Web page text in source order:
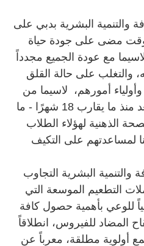
والتنمية البشرية بدبي على
وقت مضى على جودة حياة
مع عودة الجميع مجدداً
والتغلب على حالة القلق
أمورهم، لاسيما من
عايشوا تجربة التعلم عن بعد منذ ما يقارب 18 شهرًا - ما
الذهنية لهؤلاء الطلاب
لمساعدتهم على التكيف
والتنمية البشرية التجاوب
التطعيم الموسعة التي
للوعي بأهمية حصول كافة
المضاد للفيروس، انطلاقاً
أولوية مطلقة، معرباً عن